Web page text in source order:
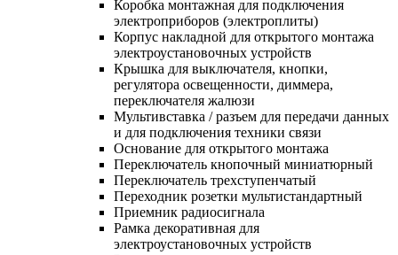
Коробка монтажная для подключения
электроприборов (электроплиты)
Корпус накладной для открытого монтажа
электроустановочных устройств
Крышка для выключателя, кнопки,
регулятора освещенности, диммера,
переключателя жалюзи
Мультивставка / разъем для передачи данных
и для подключения техники связи
Основание для открытого монтажа
Переключатель кнопочный миниатюрный
Переключатель трехступенчатый
Переходник розетки мультистандартный
Приемник радиосигнала
Рамка декоративная для
электроустановочных устройств